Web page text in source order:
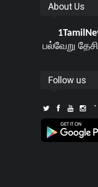
About Us
பல்வேறு
Follow us